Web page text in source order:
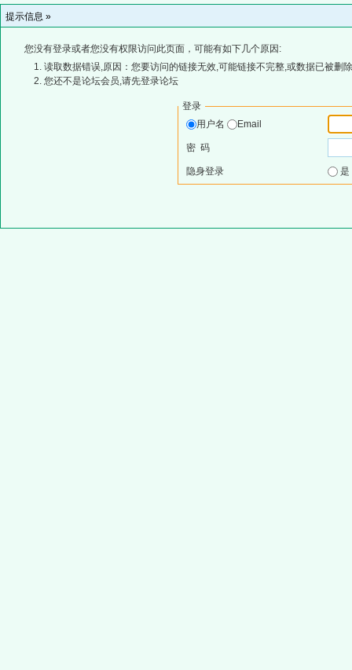
提示信息 »
您没有登录或者您没有权限访问此页面，可能有如下几个原因:
读取数据错误,原因：您要访问的链接无效,可能链接不完整,或数据已被删
您还不是论坛会员,请先登录论坛
登录
用户名
Email
密 码
隐身登录